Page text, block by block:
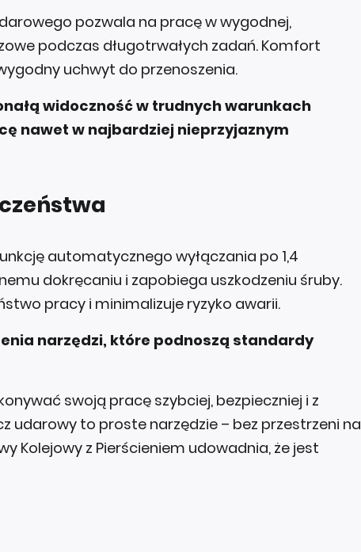
pozwala na pracę w wygodnej,
podczas długotrwałych zadań. Komfort
uchwyt do przenoszenia.
widoczność w trudnych warunkach
nawet w najbardziej nieprzyjaznym
automatycznego wyłączania po 1,4
dokręcaniu i zapobiega uszkodzeniu śruby.
pracy i minimalizuje ryzyko awarii.
narzędzi, które podnoszą standardy
swoją pracę szybciej, bezpieczniej i z
udarowy to proste narzędzie – bez przestrzeni na
Kolejowy z Pierścieniem udowadnia, że jest